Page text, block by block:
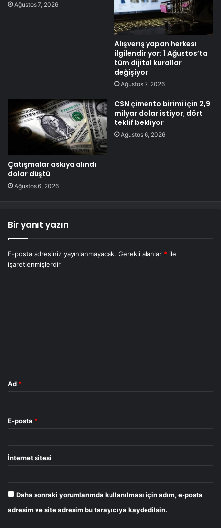
Ağustos 7, 2026
Alışveriş yapan herkesi
ilgilendiriyor: 1 Ağustos’ta
tüm dijital kurallar
değişiyor
Ağustos 7, 2026
Çatışmalar askıya alındı
dolar düştü
Ağustos 6, 2026
CSN çimento birimi için 2,9
milyar dolar istiyor, dört
teklif bekliyor
Ağustos 6, 2026
Bir yanıt yazın
E-posta adresiniz yayınlanmayacak. Gerekli alanlar * ile
işaretlenmişlerdir
Ad *
E-posta *
İnternet sitesi
Daha sonraki yorumlarımda kullanılması için adım, e-posta
adresim ve site adresim bu tarayıcıya kaydedilsin.